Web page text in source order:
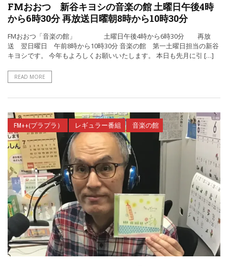
FMおおつ 新谷キヨシの音楽の館 土曜日午後4時
から6時30分 再放送日曜朝8時から10時30分
FMおおつ「音楽の館」 土曜日午後4時から6時30分 再放
送 翌日曜日 午前8時から10時30分 音楽の館 第一土曜日担当の新谷
キヨシです。 今年もよろしくお願いいたします。 本日も先月に引 […]
READ MORE
FM++(プラプラ） レギュラー番組 音楽の館